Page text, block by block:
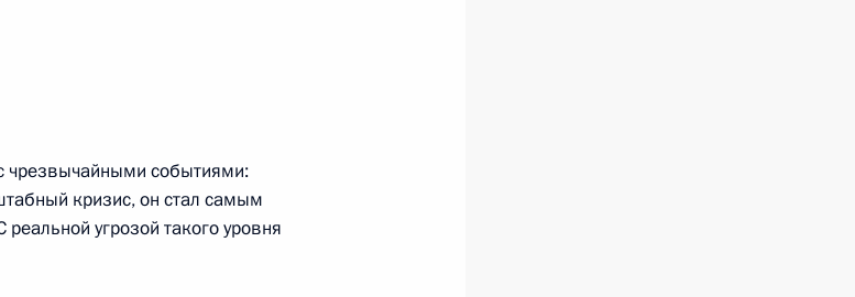
чрезвычайными событиями:
кризис, он стал самым
угрозой такого уровня